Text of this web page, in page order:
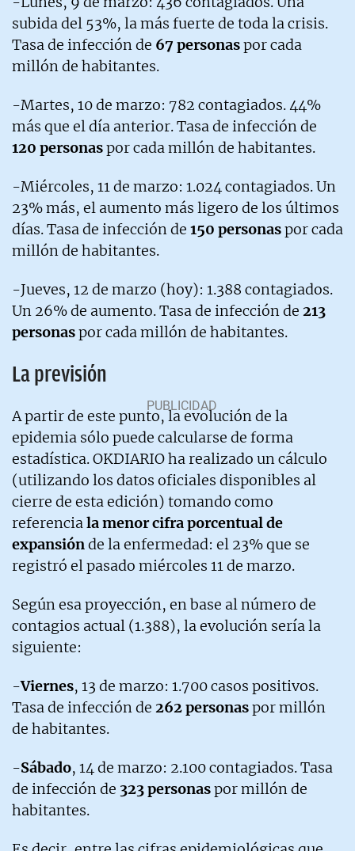
subida del 53%, la más fuerte de toda la crisis.
Tasa de infección de 67 personaspor cada
millón de habitantes.
-Martes, 10 de marzo: 782 contagiados. 44%
más que el día anterior. Tasa de infección de
120 personaspor cada millón de habitantes.
-Miércoles, 11 de marzo: 1.024 contagiados. Un
23% más, el aumento más ligero de los últimos
días. Tasa de infección de 150 personaspor cada
millón de habitantes.
-Jueves, 12 de marzo (hoy): 1.388 contagiados.
Un 26% de aumento. Tasa de infección de 213
personaspor cada millón de habitantes.
La previsión
A partir de este punto, la evolución de la
epidemia sólo puede calcularse de forma
estadística. OKDIARIO ha realizado un cálculo
(utilizando los datos oficiales disponibles al
cierre de esta edición) tomando como
referenciala menor cifra porcentual de
expansiónde la enfermedad: el 23% que se
registró el pasado miércoles 11 de marzo.
Según esa proyección, en base al número de
contagios actual (1.388), la evolución sería la
siguiente:
-Viernes, 13 de marzo: 1.700 casos positivos.
Tasa de infección de 262 personaspor millón
de habitantes.
-Sábado, 14 de marzo: 2.100 contagiados. Tasa
de infección de 323 personaspor millón de
habitantes.